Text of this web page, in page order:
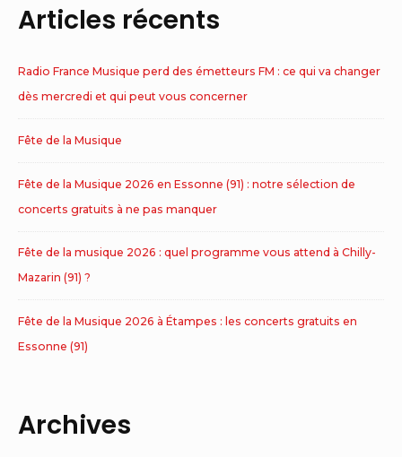
Articles récents
Radio France Musique perd des émetteurs FM : ce qui va changer
dès mercredi et qui peut vous concerner
Fête de la Musique
Fête de la Musique 2026 en Essonne (91) : notre sélection de
concerts gratuits à ne pas manquer
Fête de la musique 2026 : quel programme vous attend à Chilly-
Mazarin (91) ?
Fête de la Musique 2026 à Étampes : les concerts gratuits en
Essonne (91)
Archives